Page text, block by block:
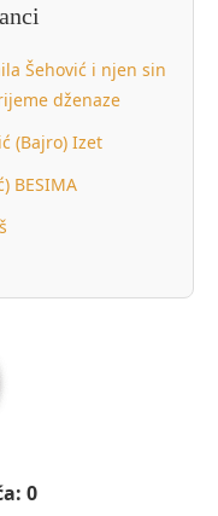
Šehović i njen sin
dženaze
(Bajro) Izet
BESIMA
0